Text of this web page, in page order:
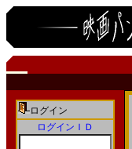
ログイン
ログインＩＤ